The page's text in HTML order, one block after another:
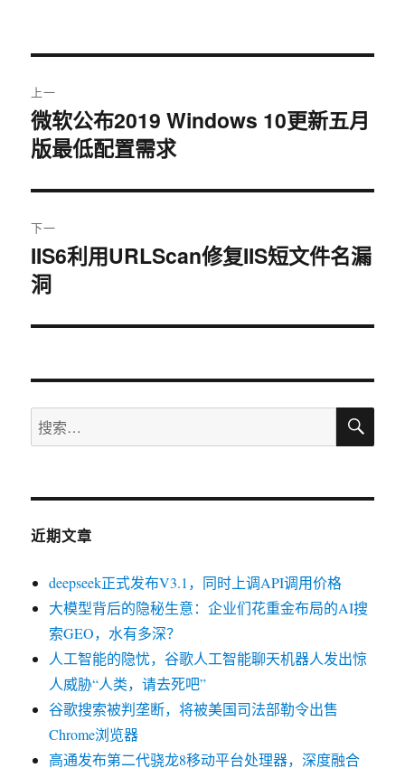
章
导
航
上一
上
篇
章：
微软公布2019 Windows 10更新五月
版最低配置需求
下一
下
篇
章：
IIS6利用URLScan修复IIS短文件名漏
洞
搜
索：
搜
近期文章
deepseek正式发布V3.1，同时上调API调用价格
大模型背后的隐秘生意：企业们花重金布局的AI搜
索GEO，水有多深？
人工智能的隐忧，谷歌人工智能聊天机器人发出惊
人威胁“人类，请去死吧”
谷歌搜索被判垄断，将被美国司法部勒令出售
Chrome浏览器
高通发布第二代骁龙8移动平台处理器，深度融合